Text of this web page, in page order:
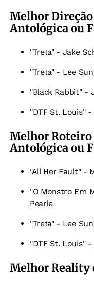
Melhor
Antológica ou
"Treta" - Jake
"Treta" - Lee
"Black Rabbit" -
"DTF St. Louis" -
Melhor
Antológica ou
"All Her Fault" -
"O Monstro Em
Pearle
"Treta" - Lee
"DTF St. Louis" -
Melhor Reality